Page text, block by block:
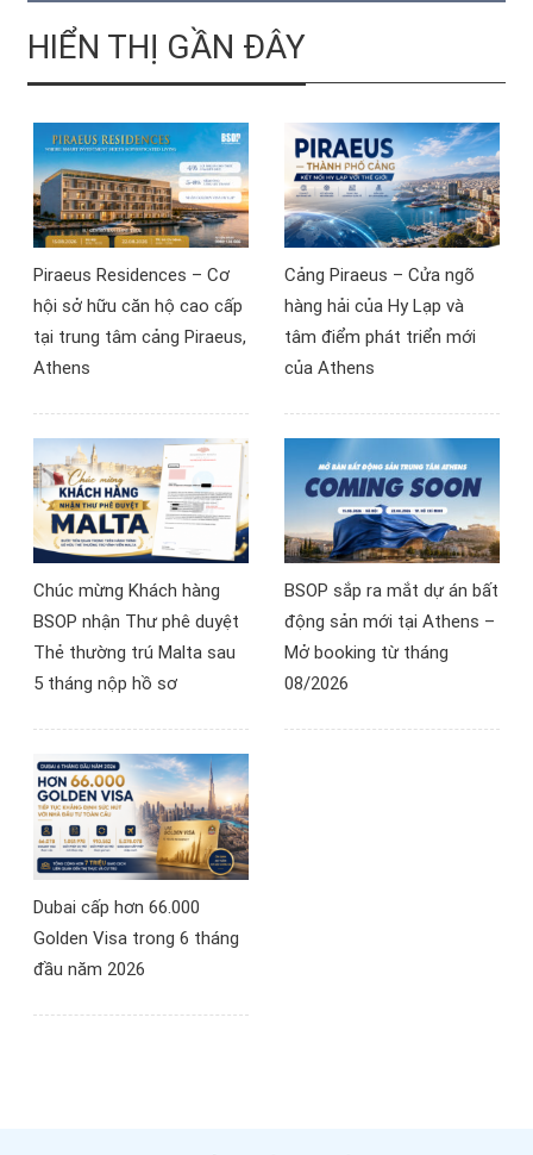
quốc tế. Tuy nhiên, sau
khi tham dự sự kiện “Đầu
tư bất động sản Síp – Tài
EUR, quyền cư trú toàn
cầu” do BSOP tổ chức tại
Hà Nội ngày 11/7/2026,
nhiều nhà đầu tư đã có
tiếp cận thị trường bất
động sản châu Âu.
châu Âu.
HIỂN THỊ GẦN ĐÂY
Piraeus Residences – Cơ
hội sở hữu căn hộ cao cấp
tại trung tâm cảng Piraeus,
Athens
Cảng Piraeus – Cửa ngõ
hàng hải của Hy Lạp và
tâm điểm phát triển mới
của Athens
Chúc mừng Khách hàng
BSOP nhận Thư phê duyệt
Thẻ thường trú Malta sau
5 tháng nộp hồ sơ
BSOP sắp ra mắt dự án bất
động sản mới tại Athens –
Mở booking từ tháng
08/2026
Dubai cấp hơn 66.000
Golden Visa trong 6 tháng
đầu năm 2026